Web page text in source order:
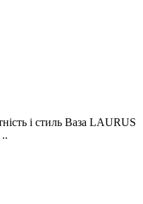
і стиль Ваза LAURUS